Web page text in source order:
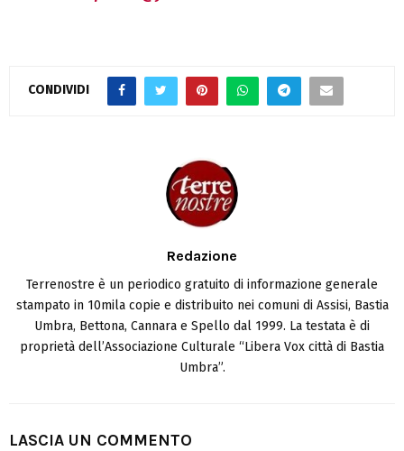
CONDIVIDI
Redazione
Terrenostre è un periodico gratuito di informazione generale
stampato in 10mila copie e distribuito nei comuni di Assisi, Bastia
Umbra, Bettona, Cannara e Spello dal 1999. La testata è di
proprietà dell’Associazione Culturale “Libera Vox città di Bastia
Umbra”.
LASCIA UN COMMENTO